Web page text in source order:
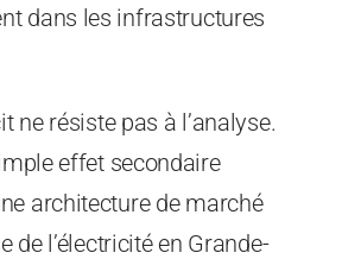
dans les infrastructures
ne résiste pas à l’analyse.
effet secondaire
architecture de marché
de l’électricité en Grande-